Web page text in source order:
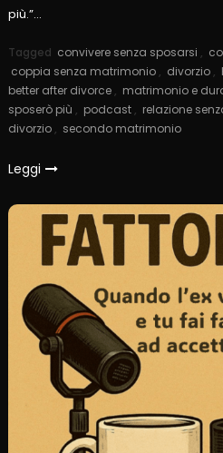
più.”…
Tagged convivere senza sposarsi ,
coppia senza matrimonio , divorzio ,
better after divorce , matrimonio e
sposerò più , podcast , relazione
divorzio , secondo matrimonio
Leggi